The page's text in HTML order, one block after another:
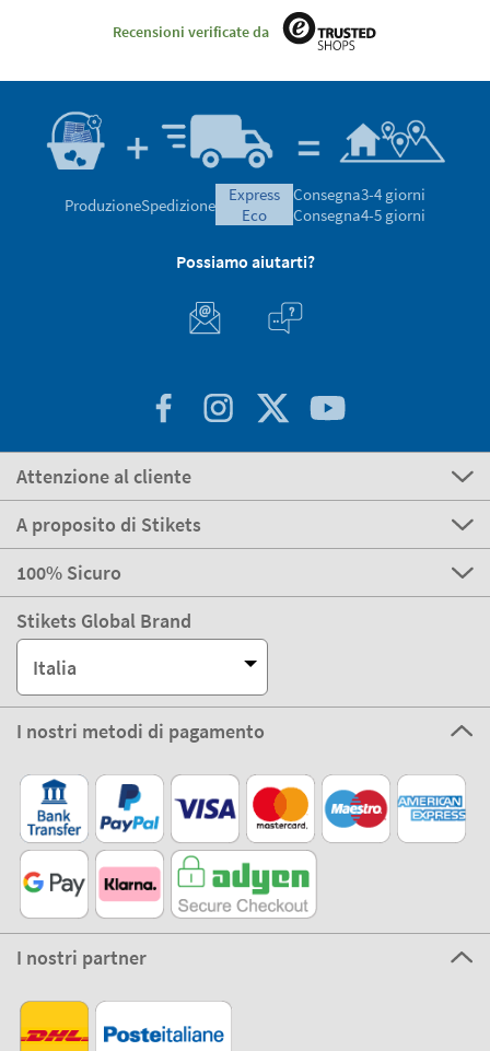
Recensioni verificate da
ProduzioneSpedizione
express
eco
Consegna3-4 giorni
Consegna4-5 giorni
Possiamo aiutarti?
Attenzione al cliente
A proposito di Stikets
100% Sicuro
Stikets Global Brand
Italia
I nostri metodi di pagamento
I nostri partner